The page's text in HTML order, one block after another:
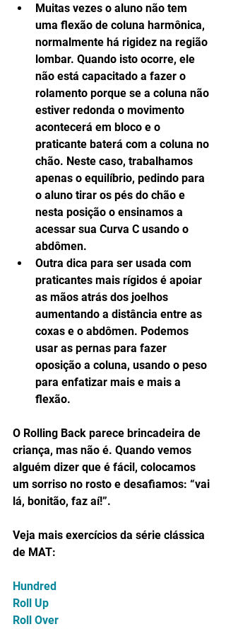
Muitas vezes o aluno não tem
uma flexão de coluna harmônica,
normalmente há rigidez na região
lombar. Quando isto ocorre, ele
não está capacitado a fazer o
rolamento porque se a coluna não
estiver redonda o movimento
acontecerá em bloco e o
praticante baterá com a coluna no
chão. Neste caso, trabalhamos
apenas o equilíbrio, pedindo para
o aluno tirar os pés do chão e
nesta posição o ensinamos a
acessar sua Curva C usando o
abdômen.
Outra dica para ser usada com
praticantes mais rígidos é apoiar
as mãos atrás dos joelhos
aumentando a distância entre as
coxas e o abdômen. Podemos
usar as pernas para fazer
oposição a coluna, usando o peso
para enfatizar mais e mais a
flexão.
O Rolling Back parece brincadeira de
criança, mas não é. Quando vemos
alguém dizer que é fácil, colocamos
um sorriso no rosto e desafiamos: “vai
lá, bonitão, faz aí!”.
Veja mais exercícios da série clássica
de MAT:
Hundred
Roll Up
Roll Over